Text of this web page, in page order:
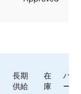
長期
供給
在
庫
パッ
ージ